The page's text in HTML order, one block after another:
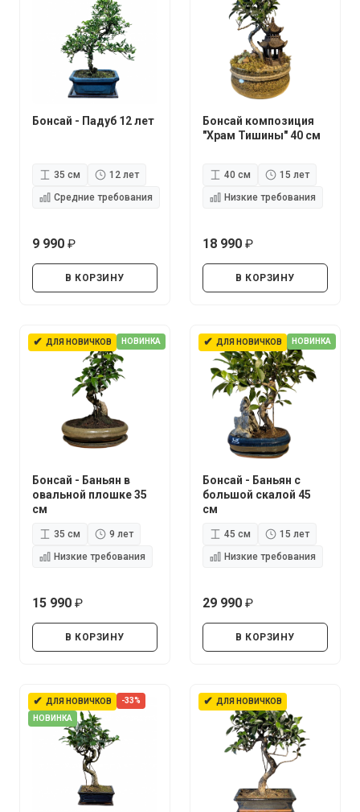
Бонсай - Падуб 12 лет
35 см
12 лет
Средние требования
9 990
В КОРЗИНУ
Бонсай композиция
"Храм Тишины" 40 см
40 см
15 лет
Низкие требования
18 990
В КОРЗИНУ
✔ ДЛЯ НОВИЧКОВ НОВИНКА
Бонсай - Баньян в
овальной плошке 35
см
35 см
9 лет
Низкие требования
15 990
В КОРЗИНУ
✔ ДЛЯ НОВИЧКОВ НОВИНКА
Бонсай - Баньян с
большой скалой 45
см
45 см
15 лет
Низкие требования
29 990
В КОРЗИНУ
✔ ДЛЯ НОВИЧКОВ
-33%
НОВИНКА
✔ ДЛЯ НОВИЧКОВ